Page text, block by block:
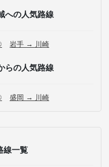
への人気路線
岩手 → 川崎
らの人気路線
盛岡 → 川崎
線一覧